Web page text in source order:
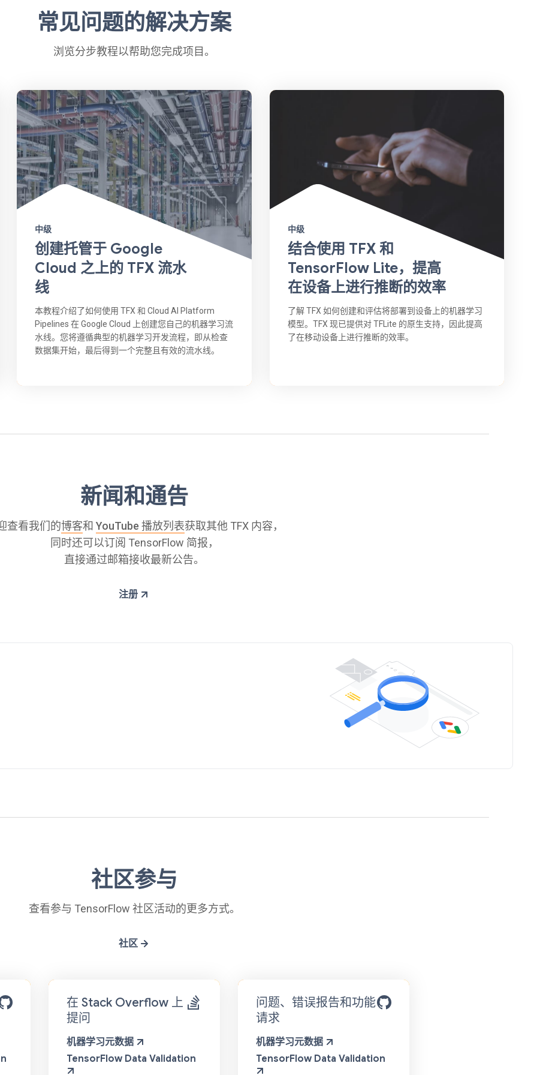
常见问题的解决方案
浏览分步教程以帮助您完成项目。
中级
创建托管于 Google
Cloud 之上的 TFX 流水
线
本教程介绍了如何使用 TFX 和 Cloud AI Platform
Pipelines 在 Google Cloud 上创建您自己的机器学习流
水线。您将遵循典型的机器学习开发流程，即从检查
数据集开始，最后得到一个完整且有效的流水线。
中级
结合使用 TFX 和
TensorFlow Lite，提高
在设备上进行推断的效率
了解 TFX 如何创建和评估将部署到设备上的机器学习
模型。TFX 现已提供对 TFLite 的原生支持，因此提高
了在移动设备上进行推断的效率。
新闻和通告
查看我们的博客和 YouTube 播放列表获取其他 TFX 内容，
同时还可以订阅 TensorFlow 简报，
直接通过邮箱接收最新公告。
注册
社区参与
查看参与 TensorFlow 社区活动的更多方式。
社区
在 Stack Overflow 上
提问
机器学习元数据
TensorFlow Data Validation
问题、错误报告和功能
请求
机器学习元数据
TensorFlow Data Validation